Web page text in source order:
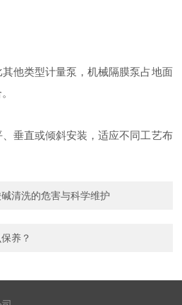
类型计量泵，机械隔膜泵占地面
直或倾斜安装，适应不同工艺布
清洗的危害与科学维护
养？